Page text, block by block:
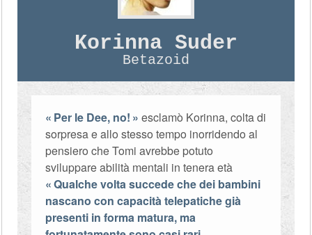
Korinna Suder
Betazoid
Per le Dee, no!
esclamò Korinna, colta di
sorpresa e allo stesso tempo inorridendo al
pensiero che Tomi avrebbe potuto
sviluppare abilità mentali in tenera età
Qualche volta succede che dei bambini
nascano con capacità telepatiche già
presenti in forma matura, ma